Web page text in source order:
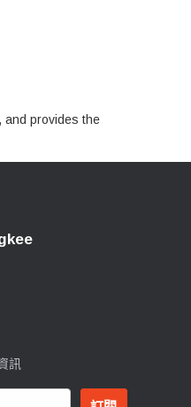
and provides the
訊